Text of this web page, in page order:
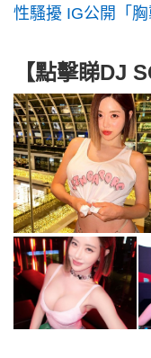
性騷擾 IG公開「
【點擊睇DJ